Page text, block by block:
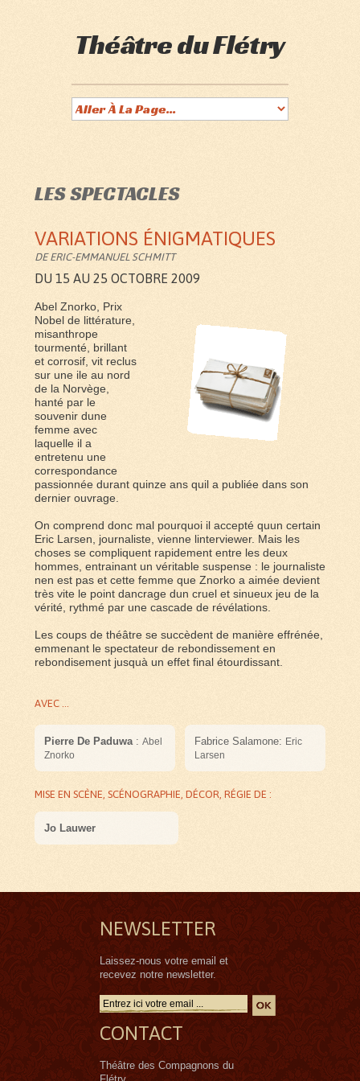
Théâtre du Flétry
LES SPECTACLES
VARIATIONS ÉNIGMATIQUES
DE ERIC-EMMANUEL SCHMITT
DU 15 AU 25 OCTOBRE 2009
Abel Znorko, Prix
Nobel de littérature,
misanthrope
tourmenté, brillant
et corrosif, vit reclus
sur une ile au nord
de la Norvège,
hanté par le
souvenir dune
femme avec
laquelle il a
entretenu une
correspondance
passionnée durant quinze ans quil a publiée dans son
dernier ouvrage.
On comprend donc mal pourquoi il accepté quun certain
Eric Larsen, journaliste, vienne linterviewer. Mais les
choses se compliquent rapidement entre les deux
hommes, entrainant un véritable suspense : le journaliste
nen est pas et cette femme que Znorko a aimée devient
très vite le point dancrage dun cruel et sinueux jeu de la
vérité, rythmé par une cascade de révélations.
Les coups de théâtre se succèdent de manière effrénée,
emmenant le spectateur de rebondissement en
rebondisement jusquà un effet final étourdissant.
AVEC ...
Pierre De Paduwa: Abel
Znorko
Fabrice Salamone: Eric
Larsen
MISE EN SCÈNE, SCÉNOGRAPHIE, DÉCOR, RÉGIE DE :
Jo Lauwer
NEWSLETTER
Laissez-nous votre email et
recevez notre newsletter.
CONTACT
Théâtre des Compagnons du